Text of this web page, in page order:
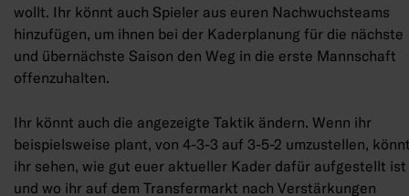
wollt. Ihr könnt auch Spieler aus euren Nachwuchsteams
hinzufügen, um ihnen bei der Kaderplanung für die nächste
und übernächste Saison den Weg in die erste Mannschaft
offenzuhalten.
Ihr könnt auch die angezeigte Taktik ändern. Wenn ihr
beispielsweise plant, von 4-3-3 auf 3-5-2 umzustellen,
ihr sehen, wie gut euer aktueller Kader dafür aufgestellt ist
und wo ihr auf dem Transfermarkt nach Verstärkungen